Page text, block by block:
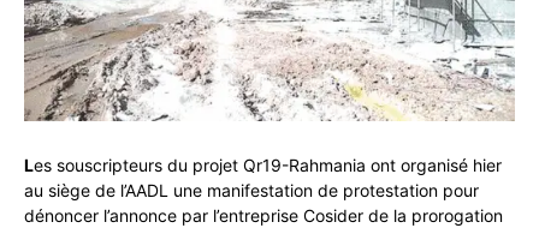
Les souscripteurs du projet Qr19-Rahmania ont organisé hier
au siège de l’AADL une manifestation de protestation pour
dénoncer l’annonce par l’entreprise Cosider de la prorogation